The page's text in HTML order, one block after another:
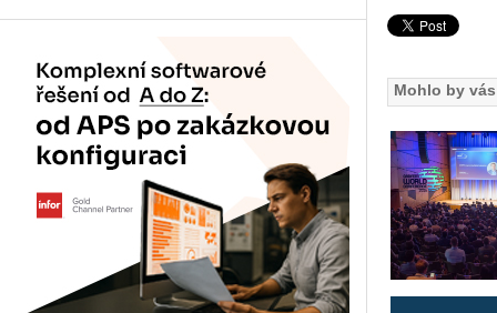
Mohlo by